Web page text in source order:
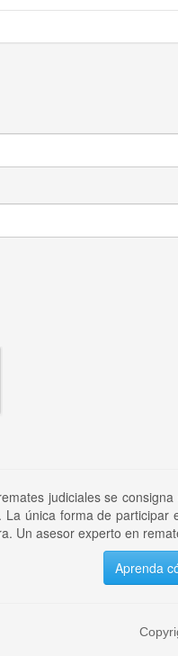
judiciales se
única forma de
Un asesor experto en
Aprenda